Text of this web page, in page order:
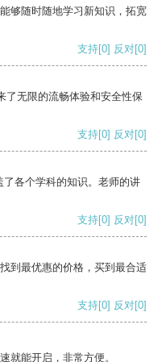
够随时随地学习新知识，拓宽
支持[0] 反对[0]
了无限的流畅体验和安全性保
支持[0] 反对[0]
各个学科的知识。老师的讲
支持[0] 反对[0]
到最优惠的价格，买到最合适
支持[0] 反对[0]
就能开启，非常方便。